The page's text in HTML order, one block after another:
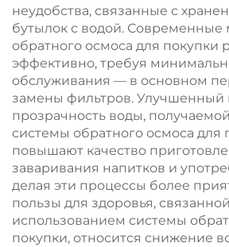
неудобства, связанные с
бутылок с водой. Современные
обратного осмоса для покупки
эффективно, требуя
обслуживания — в основном
замены фильтров. Улучшенный
прозрачность воды,
системы обратного осмоса для
повышают качество
заваривания напитков и
делая эти процессы более
пользы для здоровья,
использованием системы
покупки, относится снижение